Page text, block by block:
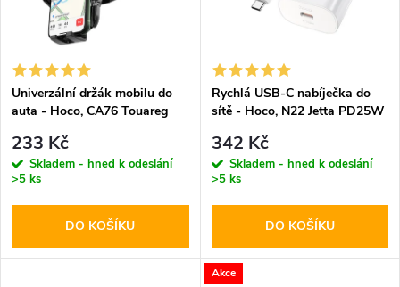
í
p
r
o
d
s
p
r
o
d
Univerzální držák mobilu do
auta - Hoco, CA76 Touareg
233 Kč
Skladem - hned k odeslání
>5 ks
DO KOŠÍKU
Rychlá USB-C nabíječka do
sítě - Hoco, N22 Jetta PD25W
342 Kč
Skladem - hned k odeslání
>5 ks
DO KOŠÍKU
Akce